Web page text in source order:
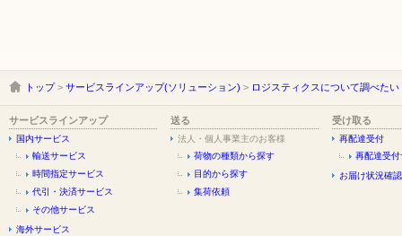
トップ> サービスラインアップ(ソリューション) > ロジスティクスについて調べたい
サービスラインアップ
国内サービス
輸送サービス
時間指定サービス
代引・決済サービス
その他サービス
海外サービス
送る
法人・個人事業主のお客様
荷物の種類から探す
目的から探す
集荷依頼
受け取る
再配達受付
再配達受
お届け状況確認